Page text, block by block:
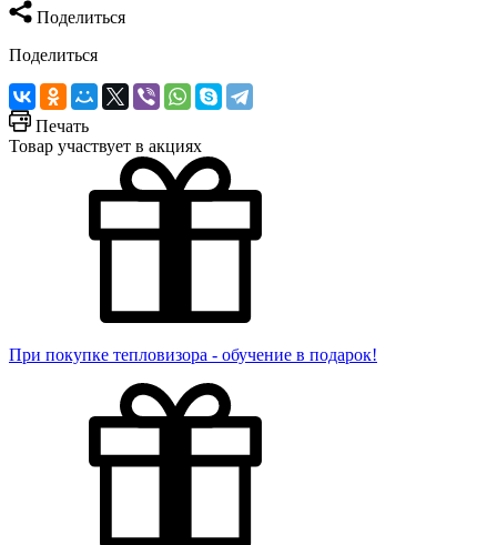
Поделиться
Поделиться
Печать
Товар участвует в акциях
При покупке тепловизора - обучение в подарок!